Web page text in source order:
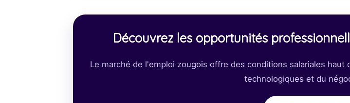
Découvrez les opportunités
Le marché de l'emploi zougois offre des conditions salariales
technologiques et du